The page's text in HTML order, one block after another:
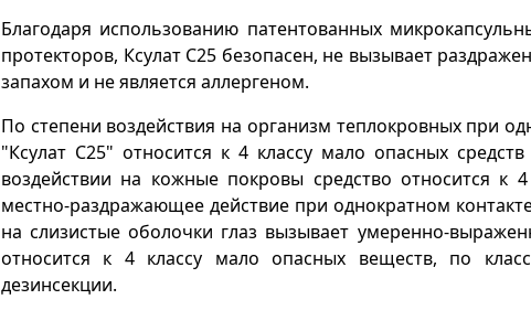
Благодаря использованию патентованных
протекторов, Ксулат С25 безопасен, не вызывает
запахом и не является аллергеном.
По степени воздействия на организм теплокровных при
"Ксулат С25" относится к 4 классу мало опасных
воздействии на кожные покровы средство относится к
местно-раздражающее действие при однократном
на слизистые оболочки глаз вызывает умеренно-
относится к 4 классу мало опасных веществ, по
дезинсекции.